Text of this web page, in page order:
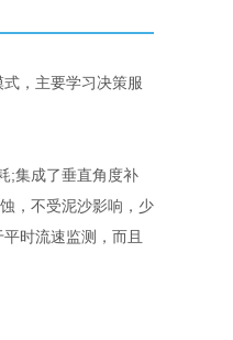
，主要学习决策服
;集成了垂直角度补
，不受泥沙影响，少
时流速监测，而且